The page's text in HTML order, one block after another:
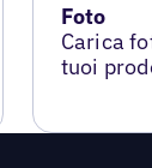
Foto
Carica
tuoi